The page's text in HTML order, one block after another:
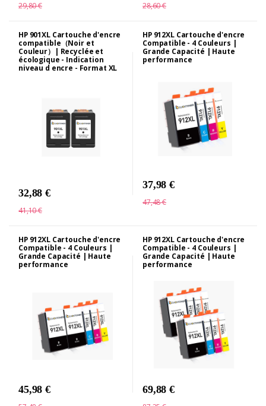
29,80 € 28,60 €
HP 901XL Cartouche d'encre
compatible（Noir et
Couleur）| Recyclée et
écologique - Indication
niveau d encre - Format XL
32,88 €
41,10 €
HP 912XL Cartouche d'encre
Compatible - 4 Couleurs |
Grande Capacité | Haute
performance
37,98 €
47,48 €
HP 912XL Cartouche d'encre
Compatible - 4 Couleurs |
Grande Capacité | Haute
performance
45,98 €
HP 912XL Cartouche d'encre
Compatible - 4 Couleurs |
Grande Capacité | Haute
performance
69,88 €